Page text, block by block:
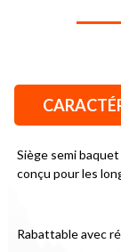
Siège semi
conçu pour les
Rabattable avec